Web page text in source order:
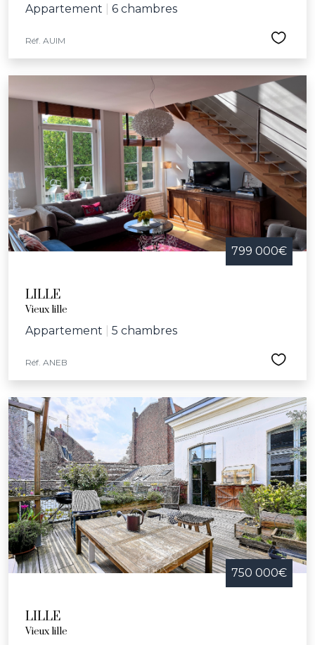
Appartement 6 chambres
Réf. AUIM
799 000€
LILLE
Vieux lille
Appartement 5 chambres
Réf. ANEB
750 000€
LILLE
Vieux lille